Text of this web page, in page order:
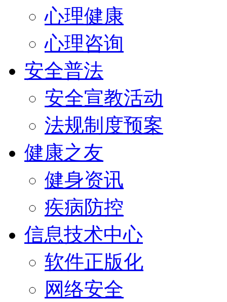
心理健康
心理咨询
安全普法
安全宣教活动
法规制度预案
健康之友
健身资讯
疾病防控
信息技术中心
软件正版化
网络安全